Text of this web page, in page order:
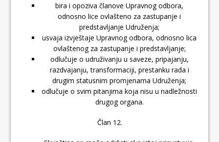
bira i opoziva članove Upravnog odbora,
odnosno lice ovlašteno za zastupanje i
predstavljanje Udruženja;
usvaja izvještaje Upravnog odbora, odnosno lica
ovlaštenog za zastupanje i predstavljanje;
odlučuje o udruživanju u saveze, pripajanju,
razdvajanju, transformaciji, prestanku rada i
drugim statusnim promjenama Udruženja;
odlučuje o svim pitanjima koja nisu u nadležnosti
drugog organa.
Član 12.